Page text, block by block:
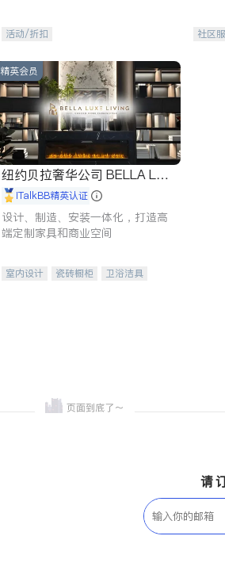
活动/折扣 社区
精英会员
纽约贝拉奢华公司 BELLA LUX
E iTalkBB精英认证
设计、制造、安装一体化，打造高
端定制家具和商业空间
室内设计 瓷砖橱柜
卫浴洁具
请